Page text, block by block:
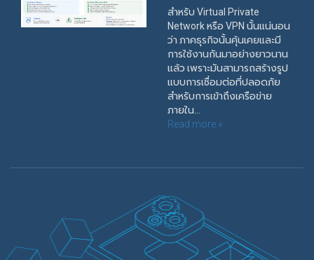
สำหรับ Virtual Private
Network หรือ VPN นั้นแน่นอน
ว่า ภาคธุรกิจนั้นคุ้นเคยและมี
การใช้งานกันมาอย่างยาวนาน
แล้ว เพราะมันสามารถสร้างรูป
แบบการเชื่อมต่อที่ปลอดภัย
สำหรับการเข้าถึงเครือข่าย
ภายใน...
Read more »